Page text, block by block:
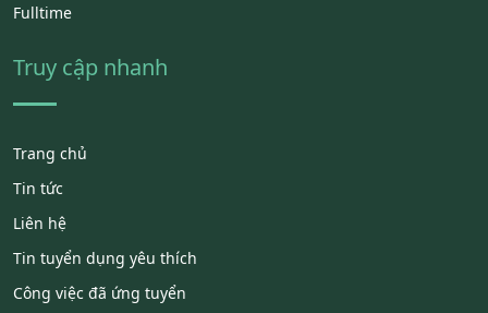
Fulltime
Truy cập nhanh
Trang chủ
Tin tức
Liên hệ
Tin tuyển dụng yêu thích
Công việc đã ứng tuyển